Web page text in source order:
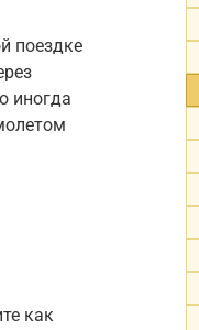
поездке
иногда
как